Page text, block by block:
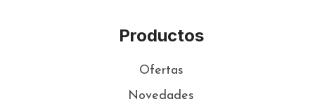
Productos
Ofertas
Novedades